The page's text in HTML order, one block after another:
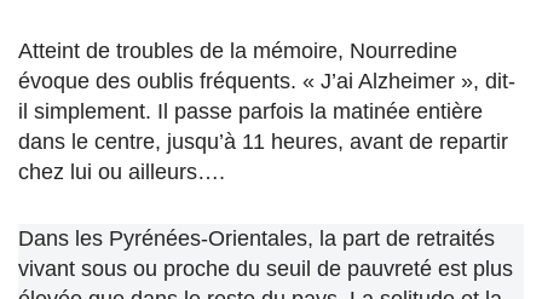
Atteint de troubles de la mémoire, Nourredine
évoque des oublis fréquents. « J’ai Alzheimer », dit-
il simplement. Il passe parfois la matinée entière
dans le centre, jusqu’à 11 heures, avant de repartir
chez lui ou ailleurs….
Dans les Pyrénées-Orientales, la part de retraités
vivant sous ou proche du seuil de pauvreté est plus